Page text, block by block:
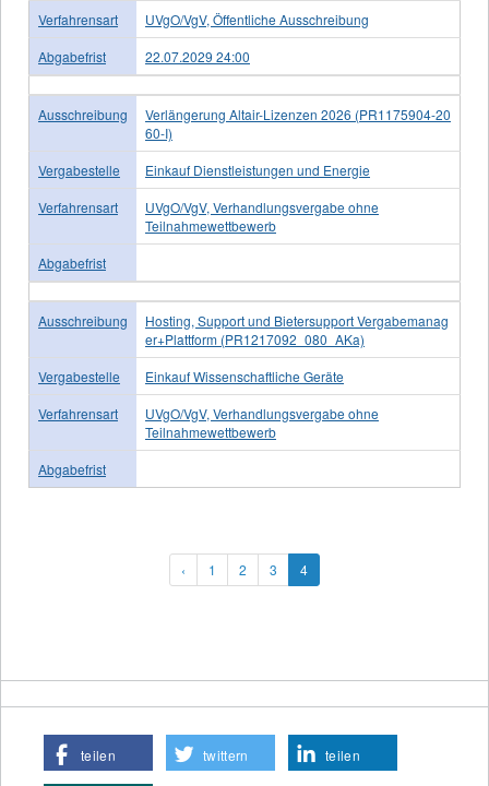
Verfahrensart
UVgO/VgV, Öffentliche Ausschreibung
Abgabefrist
22.07.2029 24:00
Ausschreibung
Verlängerung Altair-Lizenzen 2026 (PR1175904-20
60-I)
Vergabestelle
Einkauf Dienstleistungen und Energie
Verfahrensart
UVgO/VgV, Verhandlungsvergabe ohne
Teilnahmewettbewerb
Abgabefrist
Ausschreibung
Hosting, Support und Bietersupport Vergabemanag
er+Plattform (PR1217092_080_AKa)
Vergabestelle
Einkauf Wissenschaftliche Geräte
Verfahrensart
UVgO/VgV, Verhandlungsvergabe ohne
Teilnahmewettbewerb
Abgabefrist
‹ 1 2 3 4
teilen twittern teilen